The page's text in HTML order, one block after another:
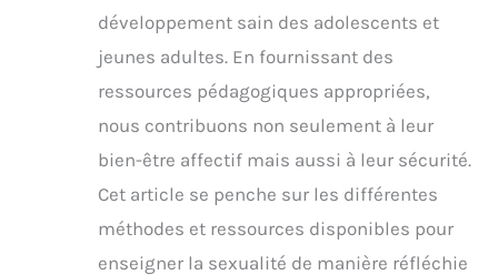
développement sain des adolescents et
jeunes adultes. En fournissant des
ressources pédagogiques appropriées,
nous contribuons non seulement à leur
bien-être affectif mais aussi à leur sécurité.
Cet article se penche sur les différentes
méthodes et ressources disponibles pour
enseigner la sexualité de manière réfléchie